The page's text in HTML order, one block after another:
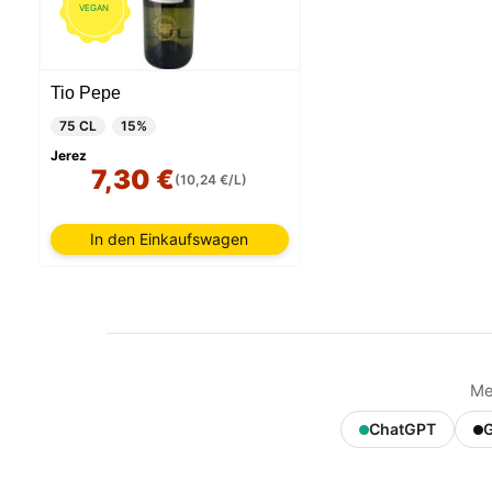
VEGAN
Tio Pepe
75 CL
15%
Jerez
7,30 €(10,24 €/L)
In den Einkaufswagen
ChatGPT